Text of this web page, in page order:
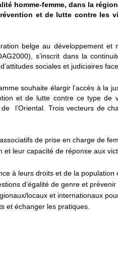
homme-femme, dans la
et de lutte contre les
belge au développement
s’inscrit dans la
sociales et judiciaires
souhaite élargir l’accès à la
et de lutte contre ce type de
l’Oriental. Trois vecteurs de
de prise en charge de
leur capacité de réponse aux
à leurs droits et de la population
d’égalité de genre et prévenir
locaux et internationaux
et échanger les pratiques.